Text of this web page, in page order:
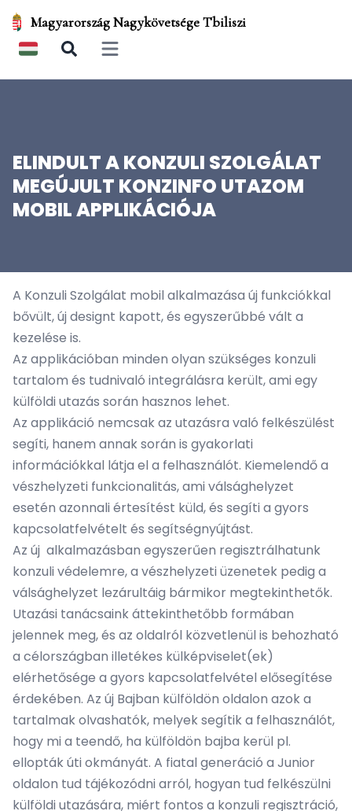
Magyarország Nagykövetsége Tbiliszi
Open main menu
ELINDULT A KONZULI SZOLGÁLAT
MEGÚJULT KONZINFO UTAZOM
MOBIL APPLIKÁCIÓJA
A Konzuli Szolgálat mobil alkalmazása új funkciókkal
bővült, új designt kapott, és egyszerűbbé vált a
kezelése is.
Az applikációban minden olyan szükséges konzuli
tartalom és tudnivaló integrálásra került, ami egy
külföldi utazás során hasznos lehet.
Az applikáció nemcsak az utazásra való felkészülést
segíti, hanem annak során is gyakorlati
információkkal látja el a felhasználót. Kiemelendő a
vészhelyzeti funkcionalitás, ami válsághelyzet
esetén azonnali értesítést küld, és segíti a gyors
kapcsolatfelvételt és segítségnyújtást.
Az új alkalmazásban egyszerűen regisztrálhatunk
konzuli védelemre, a vészhelyzeti üzenetek pedig a
válsághelyzet lezárultáig bármikor megtekinthetők.
Utazási tanácsaink áttekinthetőbb formában
jelennek meg, és az oldalról közvetlenül is behozható
a célországban illetékes külképviselet(ek)
elérhetősége a gyors kapcsolatfelvétel elősegítése
érdekében. Az új Bajban külföldön oldalon azok a
tartalmak olvashatók, melyek segítik a felhasználót,
hogy mi a teendő, ha külföldön bajba kerül pl.
ellopták úti okmányát. A fiatal generáció a Junior
oldalon tud tájékozódni arról, hogyan tud felkészülni
külföldi utazására, miért fontos a konzuli regisztráció,